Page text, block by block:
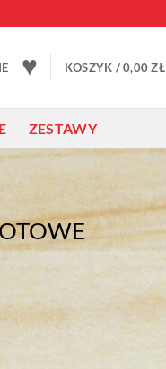
♥ KOSZYK /0,00ZŁ
ZESTAWY